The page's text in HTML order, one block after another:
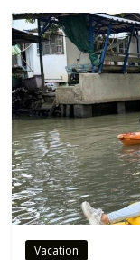
Vacation